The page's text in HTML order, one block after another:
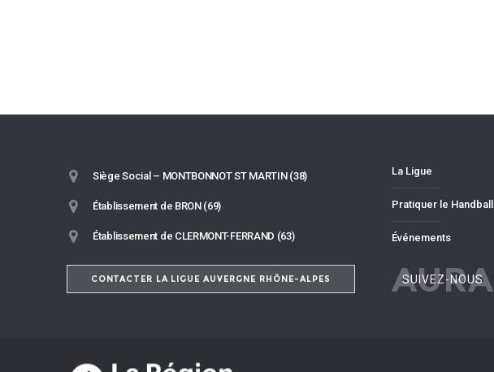
Siège Social – MONTBONNOT ST MARTIN (38)
Établissement de BRON (69)
Établissement de CLERMONT-FERRAND (63)
CONTACTER LA LIGUE AUVERGNE RHÔNE-ALPES
La Ligue
Pratiquer le Handball
Événements
AURA
SUIVEZ-NOUS